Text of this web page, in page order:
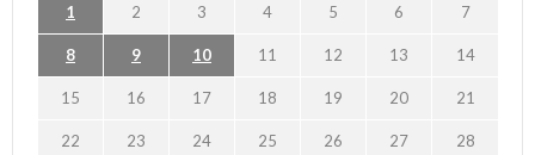
1 2 3 4 5 6 7
8 9 10 11 12 13 14
15 16 17 18 19 20 21
22 23 24 25 26 27 28